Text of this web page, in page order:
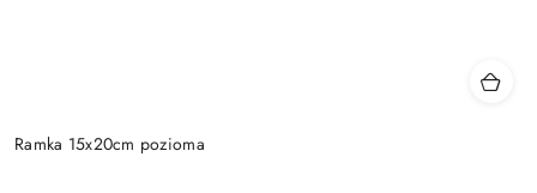
Ramka 15x20cm pozioma